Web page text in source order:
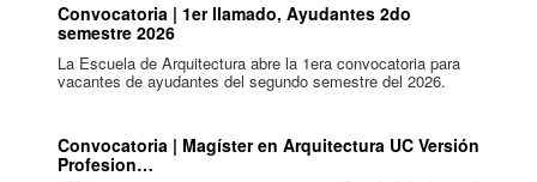
Convocatoria | 1er llamado, Ayudantes 2do
semestre 2026
La Escuela de Arquitectura abre la 1era convocatoria para
vacantes de ayudantes del segundo semestre del 2026.
Convocatoria | Magíster en Arquitectura UC Versión
Profesion…